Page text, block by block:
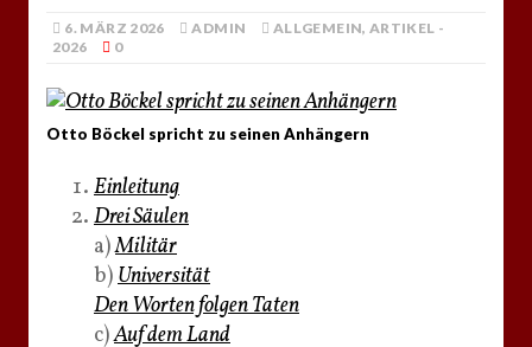
6. MÄRZ 2026 ADMIN ALLGEMEIN, ARTIKEL -
2026
0
Otto Böckel spricht zu seinen Anhängern
Einleitung
Drei Säulen
a)Militär
b)Universität
Den Worten folgen Taten
c)Auf dem Land